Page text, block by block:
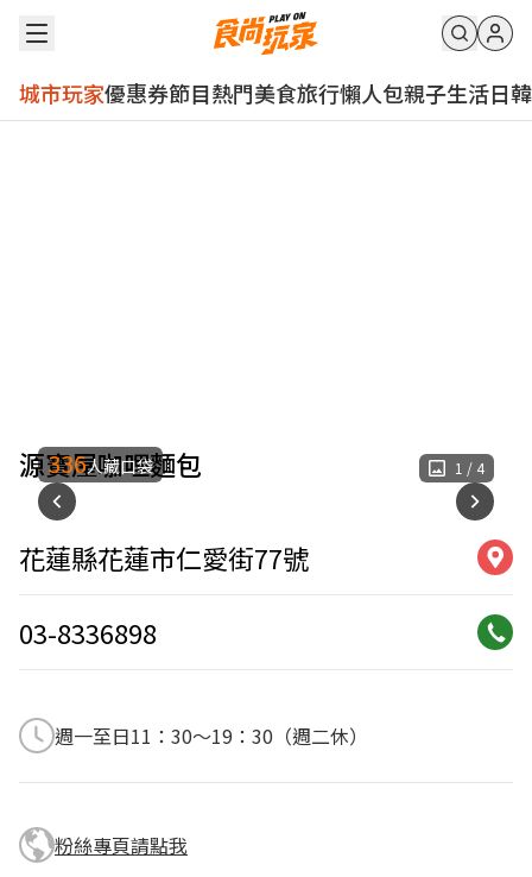
城市玩家優惠券節目熱門美食旅行懶人包親子生活日韓
源寶屋咖哩麵包 1 / 4
336人藏口袋
花蓮縣花蓮市仁愛街77號
03-8336898
週一至日11：30～19：30（週二休）
粉絲專頁請點我